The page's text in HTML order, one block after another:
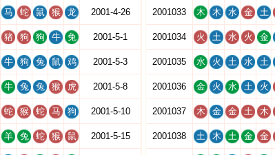
马 蛇 鼠 猴 龙 2001-4-26
猪 狗 狗 牛 兔 2001-5-1
牛 狗 兔 鼠 鸡 2001-5-3
牛 兔 兔 猴 虎 2001-5-8
蛇 猴 蛇 马 狗 2001-5-10
羊 兔 蛇 猴 鼠 2001-5-15
2001033 木 木 水 金 土
2001034 火 土 水 火 金
2001035 水 火 土 水 土
2001036 金 火 水 土 火
2001037 木 金 金 土 木
2001038 土 木 土 金 金